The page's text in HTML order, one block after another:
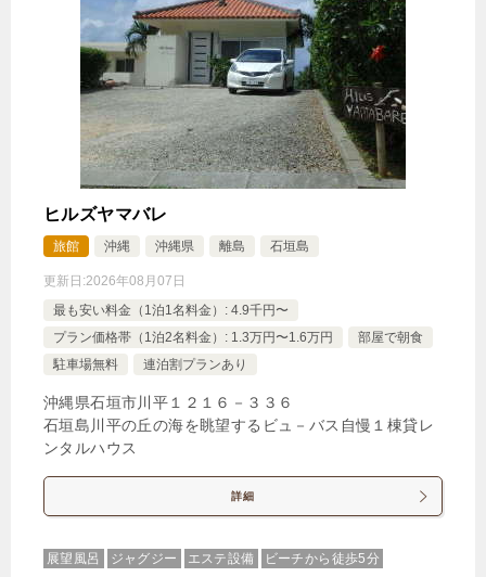
じゃらんで確認する
【新規OPEN記念でお得☆最大30%OFF】石垣島の
恵みを味わうBBQ＆島の彩り朝食膳プラン♪（1泊2
食付）
その他 🍴朝食・夕食
特別室・スイート・離れ 禁煙ルーム
ヴィラタイプ（4名定員・プライベートプール付）
1泊大人1名合計（税込）
21,098円ヴィラタイプ（4名定員・プライベ
ヒルズヤマバレ
旅館 沖縄 沖縄県 離島 石垣島
更新日:2026年08月07日
最も安い料金（1泊1名料金）: 4.9千円〜
プラン価格帯（1泊2名料金）: 1.3万円〜1.6万円
部屋で朝食
駐車場無料
連泊割プランあり
沖縄県石垣市川平１２１６－３３６
石垣島川平の丘の海を眺望するビュ－バス自慢１棟貸レ
ンタルハウス
詳細
展望風呂 ジャグジー エステ設備 ビーチから徒歩5分